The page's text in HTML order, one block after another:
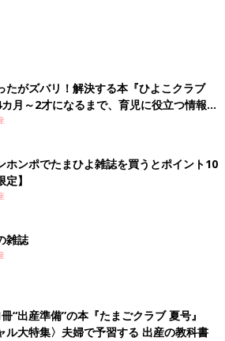
たがズバリ！解決する本『ひよこクラブ
月～2才になるまで、育児に役立つ情報が
ホンポでたまひよ雑誌を買うとポイント10
】
雑誌
“出産準備”の本『たまごクラブ 夏号』
ル大特集〉夫婦で予習する 出産の教科書